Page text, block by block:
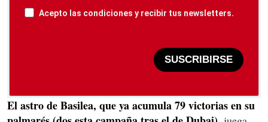
Acepto las condiciones y recibir tus newsletters.
SUSCRIBIRSE
El astro de Basilea, que ya acumula 79 victorias en su